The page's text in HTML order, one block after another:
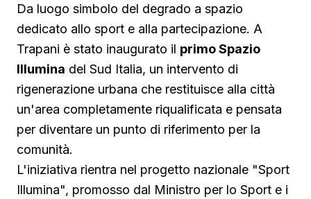
Da luogo simbolo del degrado a spazio
dedicato allo sport e alla partecipazione. A
Trapani è stato inaugurato il primo Spazio
Illumina del Sud Italia, un intervento di
rigenerazione urbana che restituisce alla città
un'area completamente riqualificata e pensata
per diventare un punto di riferimento per la
comunità.
L'iniziativa rientra nel progetto nazionale "Sport
Illumina", promosso dal Ministro per lo Sport e i